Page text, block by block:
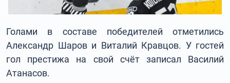
Голами в составе победителей отметились
Александр Шаров и Виталий Кравцов. У гостей
гол престижа на свой счёт записал Василий
Атанасов.